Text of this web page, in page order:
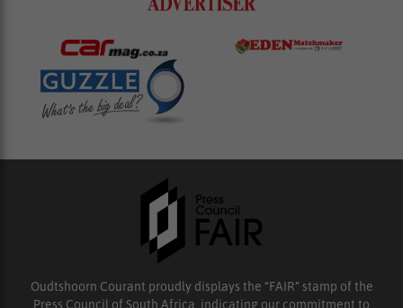
Oudtshoorn Courant proudly displays the “FAIR” stamp of the
Press Council of South Africa, indicating our commitment to